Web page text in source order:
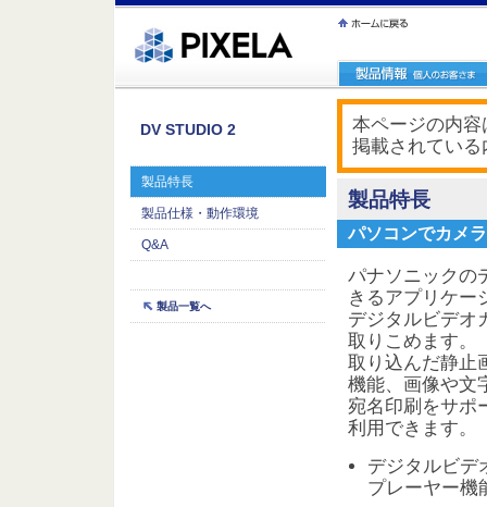
繝ｳ繧ｯ縺ｧ縺吶�
DV STUDIO 2
製品特長
製品仕様・動作環境
Q&A
製品一覧へ
本ページの内容
掲載されてい
製品特長
パソコンでカメ
パナソニックの
きるアプリケー
デジタルビデオ
取りこめます。
取り込んだ静止
機能、画像や文
宛名印刷をサポ
利用できます。
デジタルビデ
プレーヤー機